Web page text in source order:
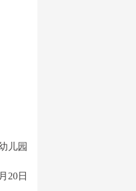
儿园
20日